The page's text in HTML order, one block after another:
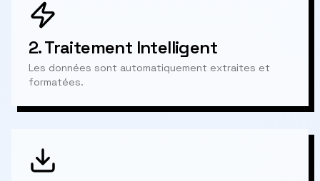
2.Traitement Intelligent
Les données sont automatiquement extraites et
formatées.